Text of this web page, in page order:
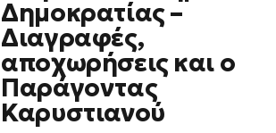
Δημοκρατίας –
Διαγραφές,
αποχωρήσεις και ο
Παράγοντας
Καρυστιανού